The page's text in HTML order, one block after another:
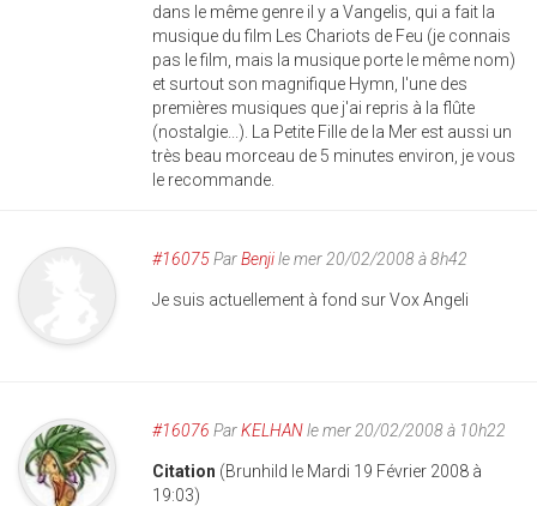
dans le même genre il y a Vangelis, qui a fait la
musique du film Les Chariots de Feu (je connais
pas le film, mais la musique porte le même nom)
et surtout son magnifique Hymn, l'une des
premières musiques que j'ai repris à la flûte
(nostalgie...). La Petite Fille de la Mer est aussi un
très beau morceau de 5 minutes environ, je vous
le recommande.
#16075ParBenjile mer 20/02/2008 à 8h42
Je suis actuellement à fond sur Vox Angeli
#16076 ParKELHANle mer 20/02/2008 à 10h22
Citation (Brunhild le Mardi 19 Février 2008 à
19:03)